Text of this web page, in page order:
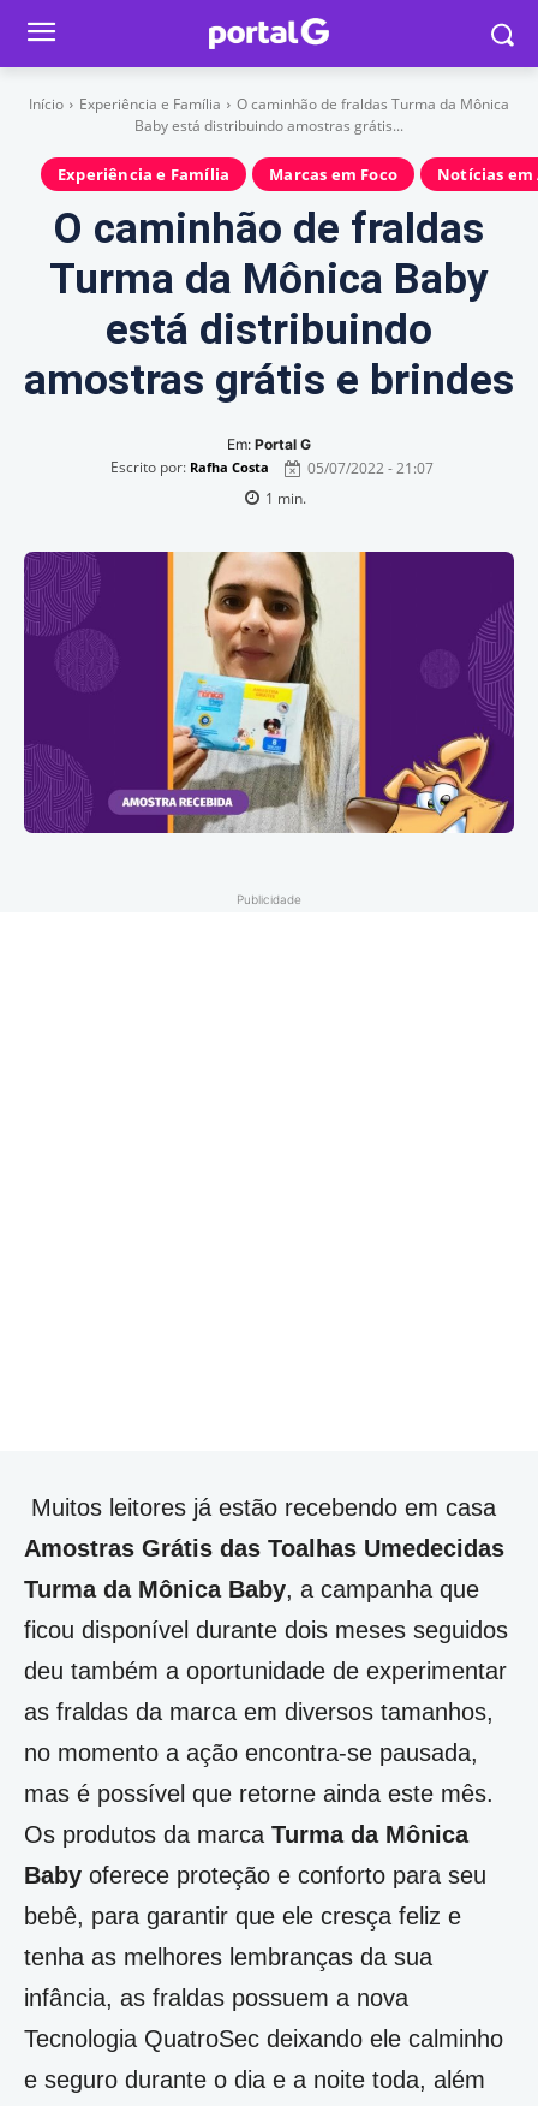
Início Experiência e Família
O caminhão de fraldas Turma da Mônica
Baby está distribuindo amostras grátis...
Experiência e Família Marcas em Foco Notícias
O caminhão de fraldas
Turma da Mônica Baby
está distribuindo
amostras grátis e brindes
Em: Portal G
Escrito por: Rafha Costa
05/07/2022 - 21:07
1 min.
Publicidade
Muitos leitores já estão recebendo em casa
Amostras Grátis das Toalhas Umedecidas
Turma da Mônica Baby, a campanha que
ficou disponível durante dois meses seguidos
deu também a oportunidade de experimentar
as fraldas da marca em diversos tamanhos,
no momento a ação encontra-se pausada,
mas é possível que retorne ainda este mês.
Os produtos da marca Turma da Mônica
Baby oferece proteção e conforto para seu
bebê, para garantir que ele cresça feliz e
tenha as melhores lembranças da sua
infância, as fraldas possuem a nova
Tecnologia QuatroSec deixando ele calminho
e seguro durante o dia e a noite toda, além